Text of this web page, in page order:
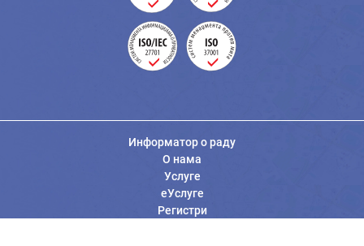
Информатор о раду
О нама
Услуге
еУслуге
Регистри